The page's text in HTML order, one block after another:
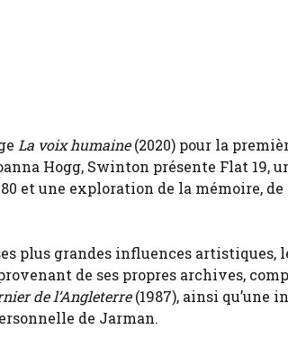
La voix humaine(2020) pour la
Hogg, Swinton présente Flat
et une exploration de la mémoire, de
plus grandes influences artistiques,
de ses propres archives,
de l’Angleterre(1987), ainsi qu’une
de Jarman.